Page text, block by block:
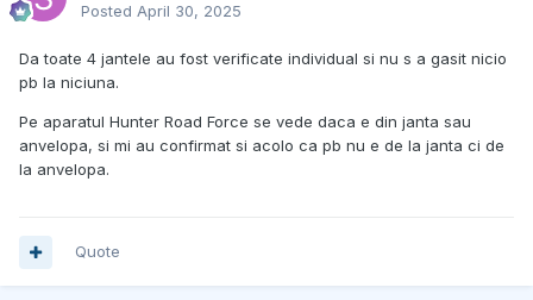
Posted April 30, 2025
Da toate 4 jantele au fost verificate individual si nu s a gasit nicio
pb la niciuna.
Pe aparatul Hunter Road Force se vede daca e din janta sau
anvelopa, si mi au confirmat si acolo ca pb nu e de la janta ci de
la anvelopa.
Quote